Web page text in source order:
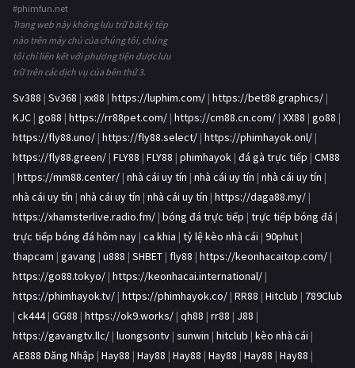
#phimfun.net
Trang web này không lưu trữ bất kỳ tệp
nào trên máy chủ của chúng tôi, chúng
tôi chỉ liên kết với phương tiện được lưu
trữ trên các dịch vụ của bên thứ 3.
Sv388 | Sv368 | xx88 | https://luphim.com/ | https://bet88.graphics/ |
KJC | go88 | https://rr88pet.com/ | https://cm88.cn.com/ | XX88 | go88 |
https://fly88.uno/ | https://fly88.select/ | https://phimhayok.onl/ |
https://fly88.green/ | FLY88 | FLY88 | phimhayok | đá gà trực tiếp | CM88
| https://mm88.center/ | nhà cái uy tín | nhà cái uy tín | nhà cái uy tín |
nhà cái uy tín | nhà cái uy tín | nhà cái uy tín | https://daga88.my/ |
https://xhamsterlive.radio.fm/ | bóng đá trực tiếp | trực tiếp bóng đá |
trực tiếp bóng đá hôm nay | ca khia | tỷ lệ kèo nhà cái | 90phut |
thapcam | gavang | u888 | SHBET | fly88 | https://keonhacaitop.com/ |
https://go88.tokyo/ | https://keonhacai.international/ |
https://phimhayok.tv/ | https://phimhayok.co/ | RR88 | Hitclub | 789Club
| ck444| GG88 | https://ok9.works/ | qh88 | rr88 | J88 |
https://gavangtv.llc/ | luongsontv | sunwin | hitclub | kèo nhà cái |
AE888 Đăng Nhập | Hay88 | Hay88 | Hay88 | Hay88 | Hay88 | Hay88 |